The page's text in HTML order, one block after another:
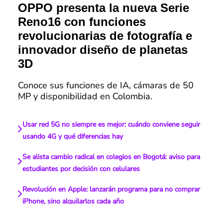
OPPO presenta la nueva Serie
Reno16 con funciones
revolucionarias de fotografía e
innovador diseño de planetas
3D
Conoce sus funciones de IA, cámaras de 50
MP y disponibilidad en Colombia.
Usar red 5G no siempre es mejor: cuándo conviene seguir
usando 4G y qué diferencias hay
Se alista cambio radical en colegios en Bogotá: aviso para
estudiantes por decisión con celulares
Revolución en Apple: lanzarán programa para no comprar
iPhone, sino alquilarlos cada año